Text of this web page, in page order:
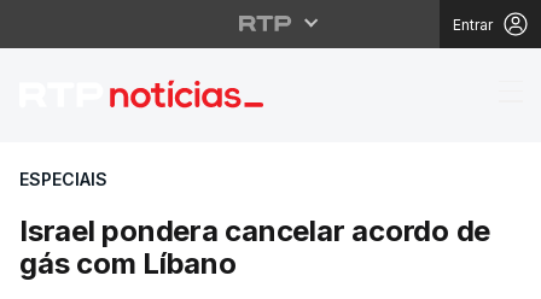
Entrar
Israel pondera
ESPECIAIS
Israel pondera cancelar acordo de
gás com Líbano